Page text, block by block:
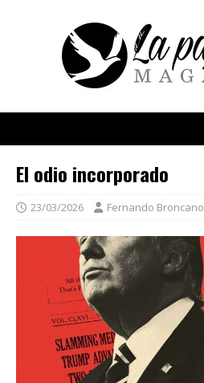
El odio incorporado
23/03/2026 Fernando Broncano